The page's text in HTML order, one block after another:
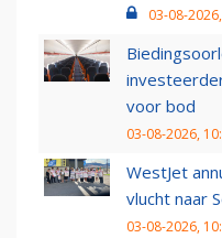
03-08-
voor bod
03-08-2026,
WestJet
vlucht naar
03-08-2026,